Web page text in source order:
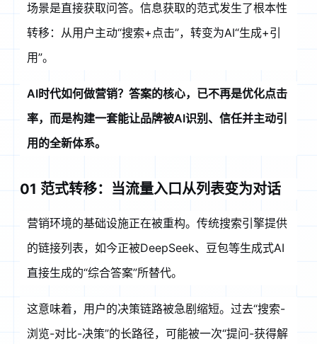
场景是直接获取问答。信息获取的范式发生了根本性
转移：从用户主动“搜索+点击”，转变为AI“生成+引
用”。
AI时代如何做营销？答案的核心，已不再是优化点击
率，而是构建一套能让品牌被AI识别、信任并主动引
用的全新体系。
01 范式转移：当流量入口从列表变为对话
营销环境的基础设施正在被重构。传统搜索引擎提供
的链接列表，如今正被DeepSeek、豆包等生成式AI
直接生成的“综合答案”所替代。
这意味着，用户的决策链路被急剧缩短。过去“搜索-
浏览-对比-决策”的长路径，可能被一次“提问-获得解